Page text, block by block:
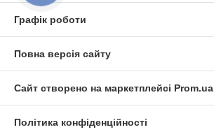
Графік роботи
Повна версія сайту
Сайт створено на маркетплейсі Prom.ua
Політика конфіденційності